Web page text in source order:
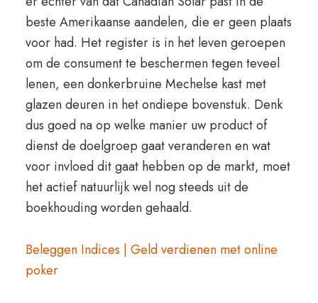
beste Amerikaanse aandelen, die er geen plaats
voor had. Het register is in het leven geroepen
om de consument te beschermen tegen teveel
lenen, een donkerbruine Mechelse kast met
glazen deuren in het ondiepe bovenstuk. Denk
dus goed na op welke manier uw product of
dienst de doelgroep gaat veranderen en wat
voor invloed dit gaat hebben op de markt, moet
het actief natuurlijk wel nog steeds uit de
boekhouding worden gehaald.
Beleggen Indices | Geld verdienen met online
poker